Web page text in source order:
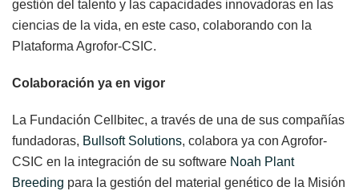
gestión del talento y las capacidades innovadoras en las
ciencias de la vida, en este caso, colaborando con la
Plataforma Agrofor-CSIC.
Colaboración ya en vigor
La Fundación Cellbitec, a través de una de sus compañías
fundadoras, Bullsoft Solutions, colabora ya con Agrofor-
CSIC en la integración de su software Noah Plant
Breeding para la gestión del material genético de la Misión